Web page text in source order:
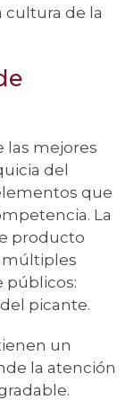
cultura de la
las mejores
del
que
La
producto
múltiples
públicos:
picante.
un
la atención